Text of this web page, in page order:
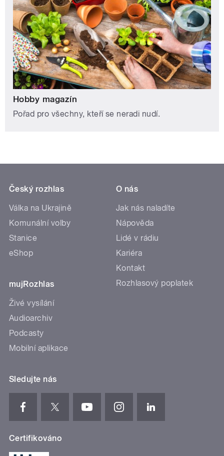
Hobby magazín
Pořad pro všechny, kteří se neradi nudí.
Český rozhlas
Válka na Ukrajině
Komunální volby
Stanice
eShop
mujRozhlas
Živé vysílání
Audioarchiv
Podcasty
Mobilní aplikace
O nás
Jak nás naladíte
Nápověda
Lidé v rádiu
Kariéra
Kontakt
Rozhlasový poplatek
Sledujte nás
Certifikováno